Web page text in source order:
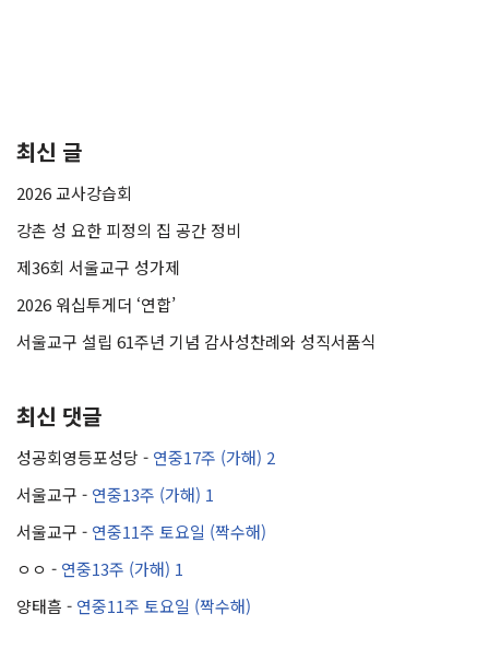
최신 글
2026 교사강습회
강촌 성 요한 피정의 집 공간 정비
제36회 서울교구 성가제
2026 워십투게더 ‘연합’
서울교구 설립 61주년 기념 감사성찬례와 성직서품식
최신 댓글
성공회영등포성당 - 연중17주 (가해) 2
서울교구 - 연중13주 (가해) 1
서울교구 - 연중11주 토요일 (짝수해)
ㅇㅇ - 연중13주 (가해) 1
양태흠 - 연중11주 토요일 (짝수해)